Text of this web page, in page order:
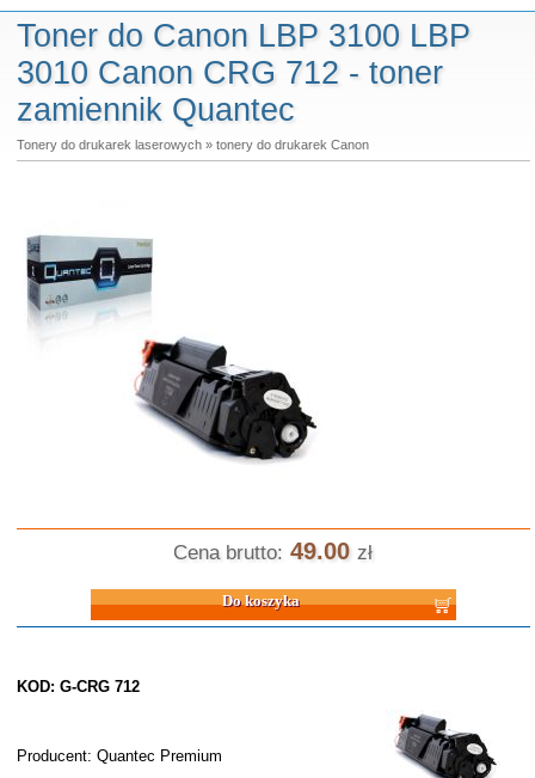
Toner do Canon LBP 3100 LBP
3010 Canon CRG 712 - toner
zamiennik Quantec
Tonery do drukarek laserowych» tonery do drukarek Canon
Cena brutto: 49.00 zł
Do koszyka
KOD: G-CRG 712
Producent: Quantec Premium